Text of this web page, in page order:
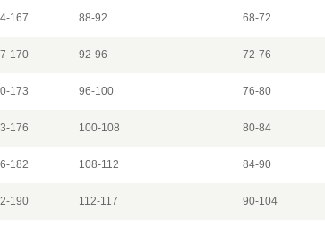
167 88-92 68-72
170 92-96 72-76
173 96-100 76-80
176 100-108 80-84
182 108-112 84-90
190 112-117 90-104